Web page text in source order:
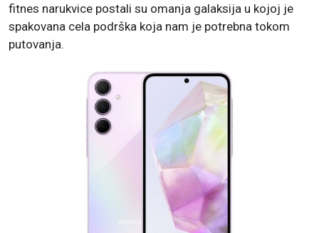
fitnes narukvice postali su omanja galaksija u kojoj je
spakovana cela podrška koja nam je potrebna tokom
putovanja.